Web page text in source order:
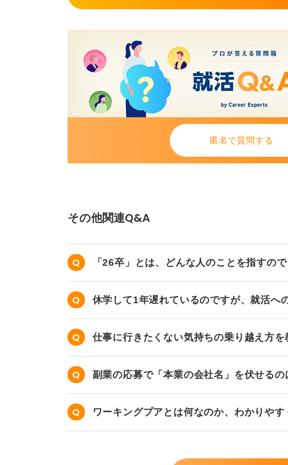
匿名で質問する
その他関連Q&A
「26卒」とは、どんな人のことを指すの
休学して1年遅れているのですが、就活へ
か？
仕事に行きたくない気持ちの乗り越え方を
副業の応募で「本業の会社名」を伏せるの
ワーキングプアとは何なのか、わかりやす